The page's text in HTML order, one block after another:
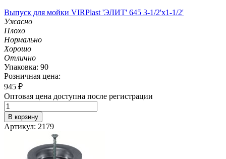
Выпуск для мойки VIRPlast 'ЭЛИТ' 645 3-1/2'х1-1/2'
Ужасно
Плохо
Нормально
Хорошо
Отлично
Упаковка: 90
Розничная цена:
945 ₽
Оптовая цена доступна после регистрации
В корзину
Артикул: 2179